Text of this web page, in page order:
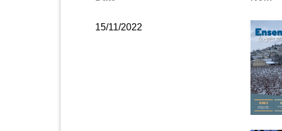
15/11/2022